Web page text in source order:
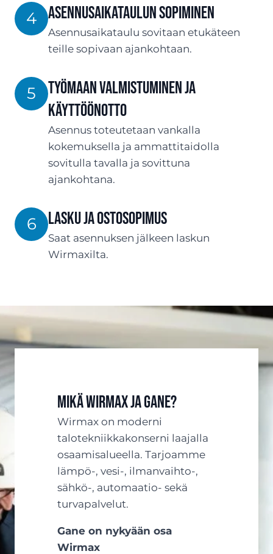
4 ASENNUSaikataulun sopiminen
Asennusaikataulu sovitaan etukäteen
teille sopivaan ajankohtaan.
5
Työmaan valmistuminen ja
käyttöönotto
Asennus toteutetaan vankalla
kokemuksella ja ammattitaidolla
sovitulla tavalla ja sovittuna
ajankohtana.
6 Lasku ja ostosopimus
Saat asennuksen jälkeen laskun
Wirmaxilta.
Mikä Wirmax ja Gane?
Wirmax on moderni
talotekniikkakonserni laajalla
osaamisalueella. Tarjoamme
lämpö-, vesi-, ilmanvaihto-,
sähkö-, automaatio- sekä
turvapalvelut.
Gane on nykyään osa
Wirmax